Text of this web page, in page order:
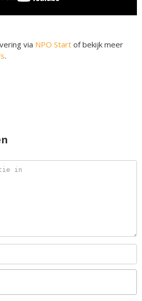
via NPO Start of bekijk meer
.